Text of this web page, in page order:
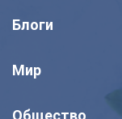
Блоги
Мир
Общество